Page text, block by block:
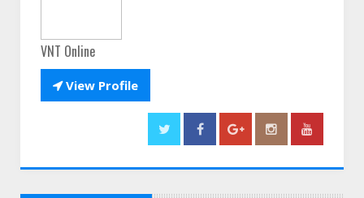
VNT Online
View Profile